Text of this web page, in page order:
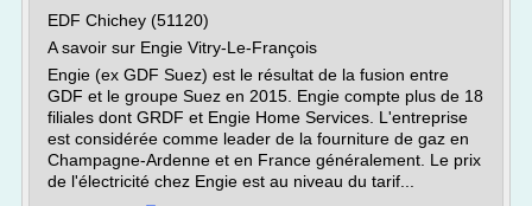
EDF Chichey (51120)
A savoir sur Engie Vitry-Le-François
Engie (ex GDF Suez) est le résultat de la fusion entre
GDF et le groupe Suez en 2015. Engie compte plus de 18
filiales dont GRDF et Engie Home Services. L'entreprise
est considérée comme leader de la fourniture de gaz en
Champagne-Ardenne et en France généralement. Le prix
de l'électricité chez Engie est au niveau du tarif...